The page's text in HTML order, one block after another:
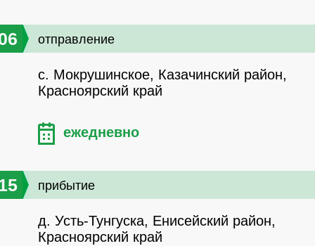
отправление
с. Мокрушинское, Казачинский район,
Красноярский край
ежедневно
прибытие
д. Усть-Тунгуска, Енисейский район,
Красноярский край